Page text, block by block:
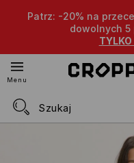
Patrz: -20% na
dowolnych 5
Menu